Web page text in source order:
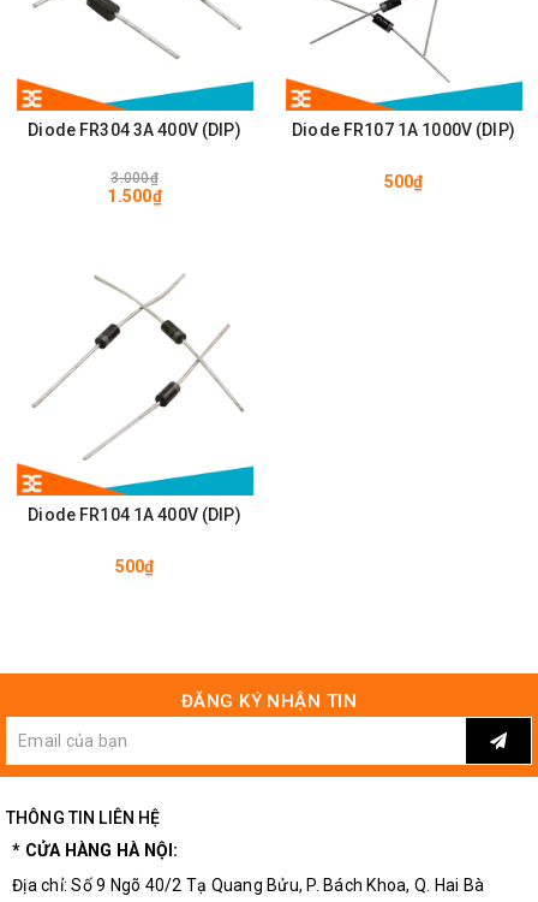
Diode FR304 3A 400V (DIP)
3.000₫
1.500₫
Diode FR107 1A 1000V (DIP)
500₫
Diode FR104 1A 400V (DIP)
500₫
ĐĂNG KÝ NHẬN TIN
THÔNG TIN LIÊN HỆ
* CỬA HÀNG HÀ NỘI:
Địa chỉ: Số 9 Ngõ 40/2 Tạ Quang Bửu, P. Bách Khoa, Q. Hai Bà